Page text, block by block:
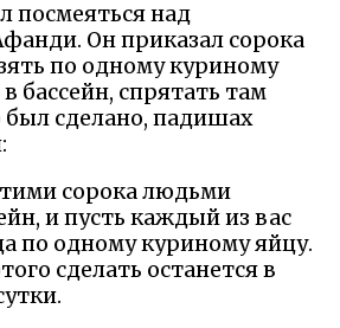
посмеяться над
Он приказал сорока
по одному куриному
бассейн, спрятать там
был сделано, падишах
сорока людьми
и пусть каждый из вас
по одному куриному яйцу.
сделать останется в